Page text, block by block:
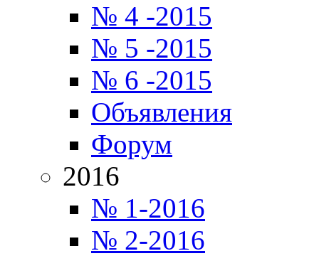
№ 4 -2015
№ 5 -2015
№ 6 -2015
Объявления
Форум
2016
№ 1-2016
№ 2-2016